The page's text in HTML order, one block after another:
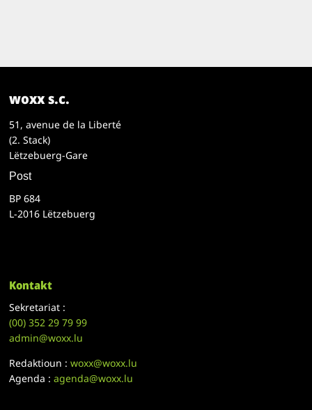
woxx s.c.
51, avenue de la Liberté
(2. Stack)
Lëtzebuerg-Gare
Post
BP 684
L-2016 Lëtzebuerg
Kontakt
Sekretariat :
(00)352 29 79 99
admin@woxx.lu
Redaktioun :woxx@woxx.lu
Agenda :agenda@woxx.lu